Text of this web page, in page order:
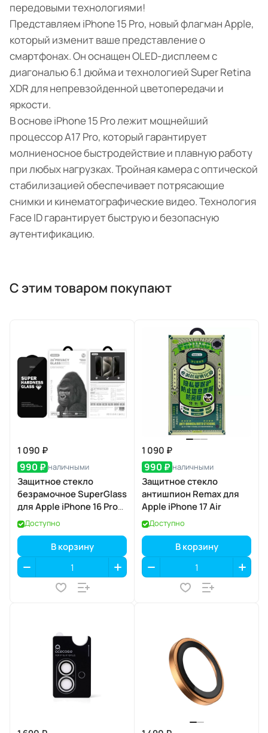
передовыми технологиями!
Представляем iPhone 15 Pro, новый флагман Apple,
который изменит ваше представление о
смартфонах. Он оснащен OLED-дисплеем с
диагональю 6.1 дюйма и технологией Super Retina
XDR для непревзойденной цветопередачи и
яркости.
В основе iPhone 15 Pro лежит мощнейший
процессор A17 Pro, который гарантирует
молниеносное быстродействие и плавную работу
при любых нагрузках. Тройная камера с оптической
стабилизацией обеспечивает потрясающие
снимки и кинематографические видео. Технология
Face ID гарантирует быструю и безопасную
аутентификацию.
С этим товаром покупают
1 090 ₽
990 ₽ наличными
Защитное стекло
безрамочное SuperGlass
для Apple iPhone 16 Pro
Max / 17 Pro Max
Доступно
В корзину
1 090 ₽
990 ₽ наличными
Защитное стекло
антишпион Remax для
Apple iPhone 17 Air
Доступно
В корзину